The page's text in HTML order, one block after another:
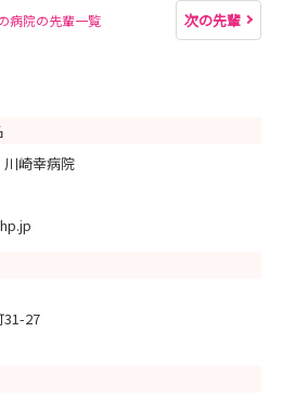
病院の先輩一覧 次の先輩
崎幸病院
31-27